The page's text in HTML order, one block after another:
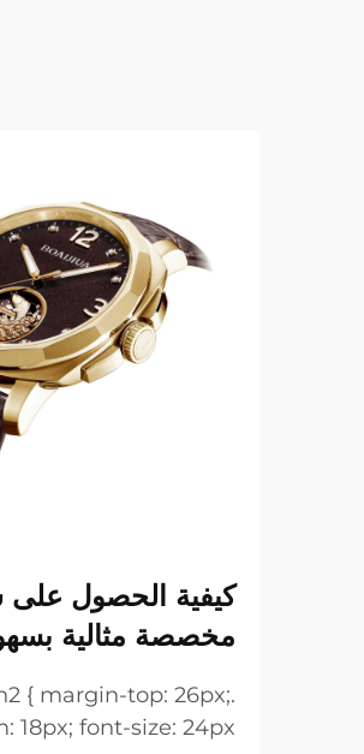
كيفية الحصول على
مخصصة مثالية
{ margin-top: 26px;
18px; font-size: 24px